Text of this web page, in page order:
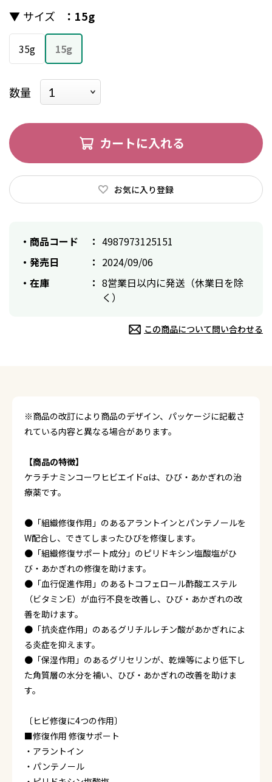
サイズ 15g
35g 15g
数量
カートに入れる
お気に入り登録
商品コード
4987973125151
発売日
2024/09/06
在庫
8営業日以内に発送（休業日を除
く）
この商品について問い合わせる
※商品の改訂により商品のデザイン、パッケージに記載さ
れている内容と異なる場合があります。
【商品の特徴】
ケラチナミンコーワヒビエイドαは、ひび・あかぎれの治
療薬です。
●「組織修復作用」のあるアラントインとパンテノールを
W配合し、できてしまったひびを修復します。
●「組織修復サポート成分」のピリドキシン塩酸塩がひ
び・あかぎれの修復を助けます。
●「血行促進作用」のあるトコフェロール酢酸エステル
（ビタミンE）が血行不良を改善し、ひび・あかぎれの改
善を助けます。
●「抗炎症作用」のあるグリチルレチン酸があかぎれによ
る炎症を抑えます。
●「保湿作用」のあるグリセリンが、乾燥等により低下し
た角質層の水分を補い、ひび・あかぎれの改善を助けま
す。
〔ヒビ修復に4つの作用〕
■修復作用 修復サポート
・アラントイン
・パンテノール